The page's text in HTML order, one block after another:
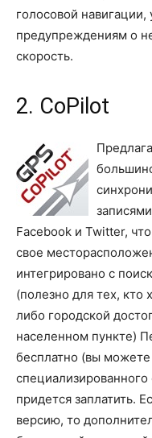
голосовой
предупреждениям о
скорость.
2. CoPilot
Facebook и Twitter,
свое
интегрировано с
(полезно для тех, кто
либо городской
населенном пункте)
бесплатно (вы
специализированного
придется заплатить.
версию, то